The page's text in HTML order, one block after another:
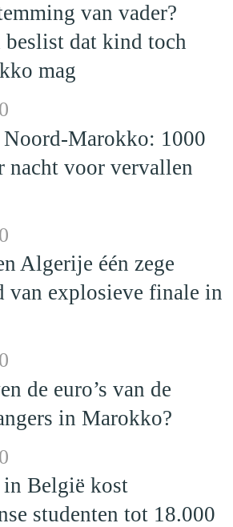
van vader?
beslist dat kind toch
mag
Marokko: 1000
nacht voor vervallen
Algerije één zege
van explosieve finale in
de euro’s van de
in Marokko?
in België kost
studenten tot 18.000